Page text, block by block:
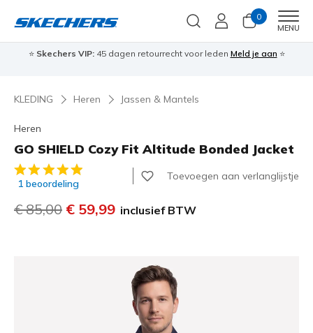
0
MENU
⭐ Skechers VIP:45 dagen retourrecht voor leden Meld je aan ⭐
KLEDING Heren Jassen & Mantels
Heren
GO SHIELD Cozy Fit Altitude Bonded Jacket
4,5 van de 5 klantbeoordelingen
1 beoordeling
Toevoegen aan verlanglijstje
Prijs verlaagd van
€ 85,00 naar
€ 59,99 inclusief BTW